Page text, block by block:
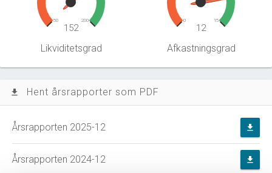
50 200
152
Likviditetsgrad
0 15
12
Afkastningsgrad
file_download Hent årsrapporter som PDF
Årsrapporten 2025-12 file_download
Årsrapporten 2024-12 file_download